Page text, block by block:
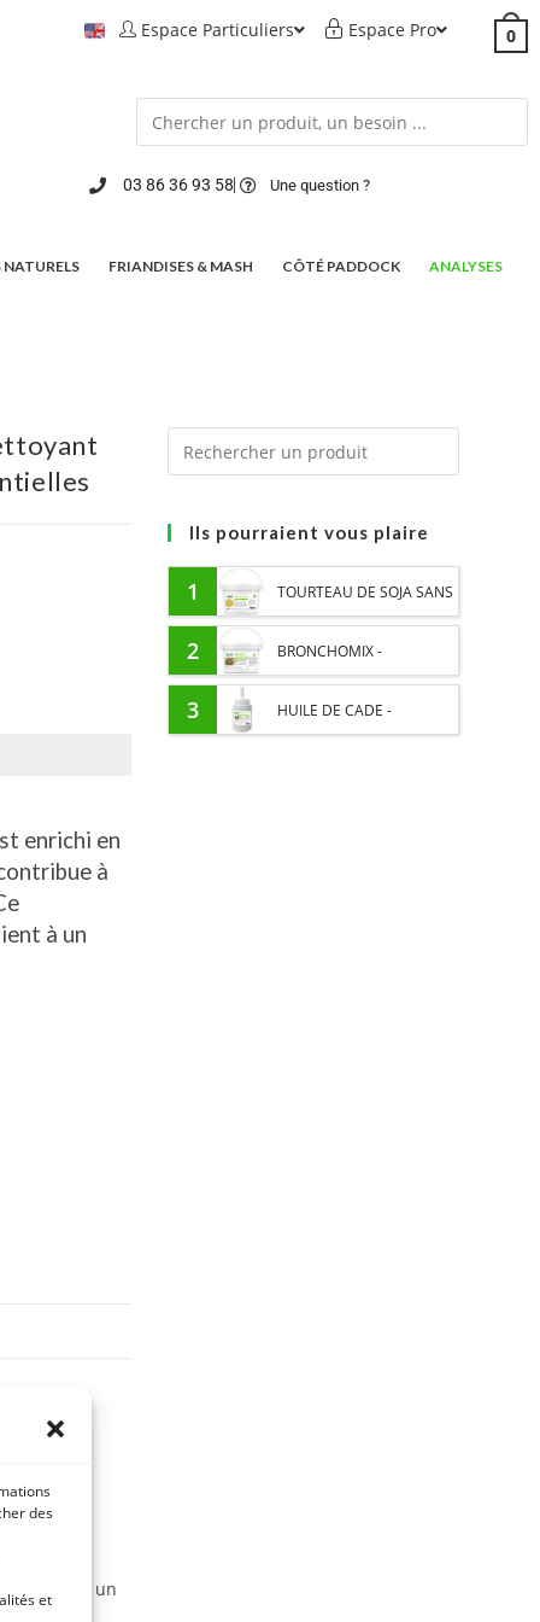
des
et
Espace Particuliers Espace Pro 0
03 86 36 93 58 Une question ?
FRIANDISES & MASH CÔTÉ PADDOCK ANALYSES
enrichi en
à
à un
un
Ils pourraient vous plaire
1 TOURTEAU DE SOJA SANS
OGM - APPORT EN
PROTÉINES ET SOUTIEN
ÉNERGÉTIQUE POUR
2 BRONCHOMIX -
RESPIRATION CHEVAL -
3 HUILE DE CADE -